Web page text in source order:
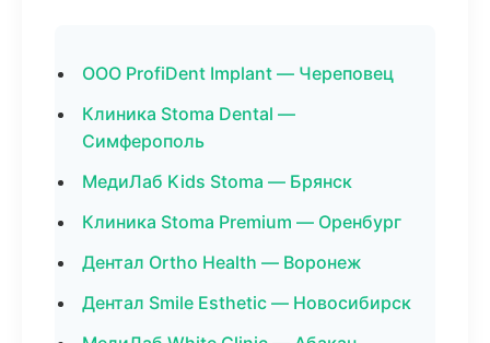
ООО ProfiDent Implant — Череповец
Клиника Stoma Dental —
Симферополь
МедиЛаб Kids Stoma — Брянск
Клиника Stoma Premium — Оренбург
Дентал Ortho Health — Воронеж
Дентал Smile Esthetic — Новосибирск